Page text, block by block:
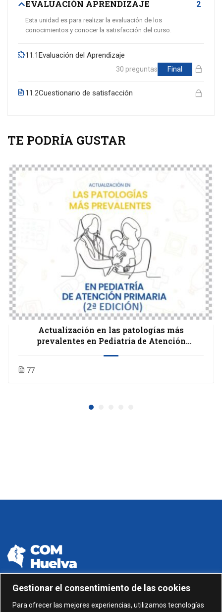
Gestionar el consentimiento de las cookies
Para ofrecer las mejores experiencias, utilizamos tecnologías
EVALUACIÓN APRENDIZAJE
Esta unidad es para realizar la evaluación de los
conocimientos y conocer la satisfacción del curso.
2
11.1Evaluación del Aprendizaje
30 preguntas Final
11.2Cuestionario de satisfacción
TE PODRÍA GUSTAR
Actualización en las patologías más
prevalentes en Pediatría de Atención
77